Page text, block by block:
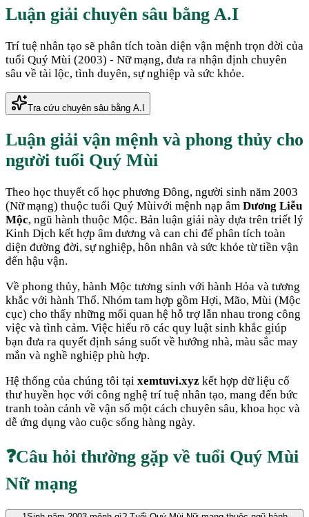
Luận giải chuyên sâu bằng A.I
Trí tuệ nhân tạo sẽ phân tích toàn diện vận mệnh trọn đời của
tuổi Quý Mùi (2003) - Nữmạng, đưa ra nhận định chuyên
sâu về tài lộc, tình duyên, sự nghiệp và sức khỏe.
Tra cứu chuyên sâu bằng A.I
Luận giải vận mệnh và phong thủy cho
người tuổi Quý Mùi
Theo học thuyết cổ học phương Đông, người sinh năm 2003
(Nữ mạng) thuộc tuổi Quý Mùivới mệnh nạp âm Dương Liễu
Mộc, ngũ hành thuộc Mộc. Bản luận giải này dựa trên triết lý
Kinh Dịch kết hợp âm dương và can chi để phân tích toàn
diện đường đời, sự nghiệp, hôn nhân và sức khỏe từ tiền vận
đến hậu vận.
Về phong thủy, hành Mộc tương sinh với hành Hỏa và tương
khắc với hành Thổ. Nhóm tam hợp gồm Hợi, Mão, Mùi (Mộc
cục) cho thấy những mối quan hệ hỗ trợ lẫn nhau trong công
việc và tình cảm. Việc hiểu rõ các quy luật sinh khắc giúp
bạn đưa ra quyết định sáng suốt về hướng nhà, màu sắc may
mắn và nghề nghiệp phù hợp.
Hệ thống của chúng tôi tại xemtuvi.xyz kết hợp dữ liệu cổ
thư huyền học với công nghệ trí tuệ nhân tạo, mang đến bức
tranh toàn cảnh về vận số một cách chuyên sâu, khoa học và
dễ ứng dụng vào cuộc sống hàng ngày.
❓Câu hỏi thường gặp về tuổi Quý Mùi
Nữ mạng